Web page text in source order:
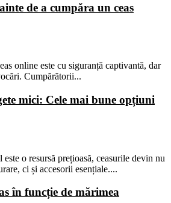
de a cumpăra un ceas
online este cu siguranță captivantă, dar
Cumpărătorii...
mici: Cele mai bune opțiuni
o resursă prețioasă, ceasurile devin nu
ci și accesorii esențiale....
în funcție de mărimea